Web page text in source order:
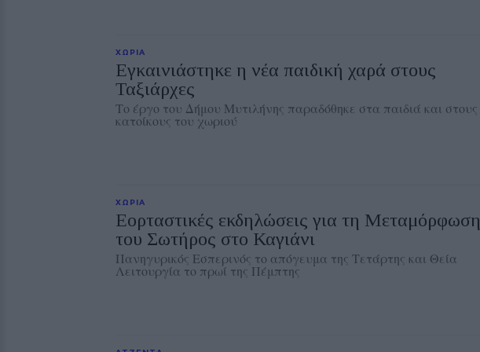
ΧΩΡΙΑ
Εγκαινιάστηκε η νέα παιδική χαρά στους
Ταξιάρχες
Το έργο του Δήμου Μυτιλήνης παραδόθηκε στα παιδιά και στους
κατοίκους του χωριού
ΧΩΡΙΑ
Εορταστικές εκδηλώσεις για τη Μεταμόρφωση
του Σωτήρος στο Καγιάνι
Πανηγυρικός Εσπερινός το απόγευμα της Τετάρτης και Θεία
Λειτουργία το πρωί της Πέμπτης